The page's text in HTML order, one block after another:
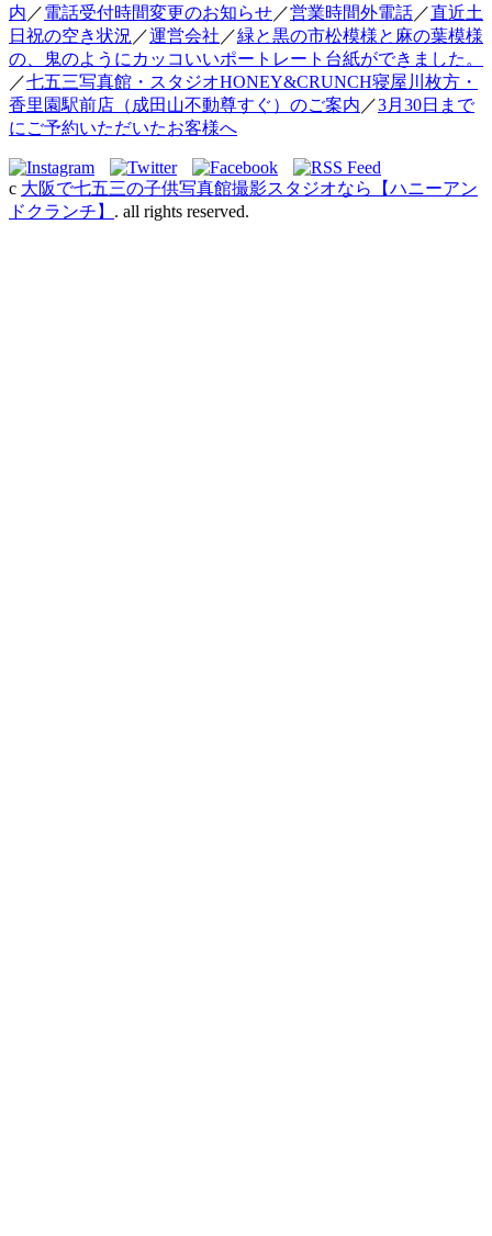
内 ／電話受付時間変更のお知らせ／営業時間外電話／直近土
日祝の空き状況 ／運営会社 ／緑と黒の市松模様と麻の葉模様
の、鬼のようにカッコいいポートレート台紙ができました。
／七五三写真館・スタジオHONEY&CRUNCH寝屋川枚方・
香里園駅前店（成田山不動尊すぐ）のご案内 ／3月30日まで
にご予約いただいたお客様へ
c 大阪で七五三の子供写真館撮影スタジオなら【ハニーアン
ドクランチ】 . all rights reserved.